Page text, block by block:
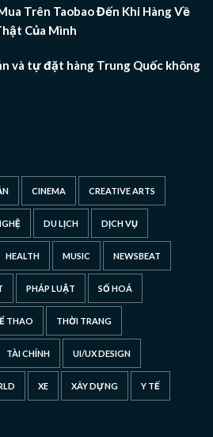
Trên Taobao Đến Khi Hàng Về
Của Mình
và tự đặt hàng Trung Quốc không
CINEMA CREATIVE ARTS
DU LỊCH DỊCH VỤ
HEALTH MUSIC NEWSBEAT
PHÁP LUẬT SỐ HOÁ
THAO THỜI TRANG
TÀI CHÍNH UI/UX DESIGN
XE XÂY DỰNG Y TẾ